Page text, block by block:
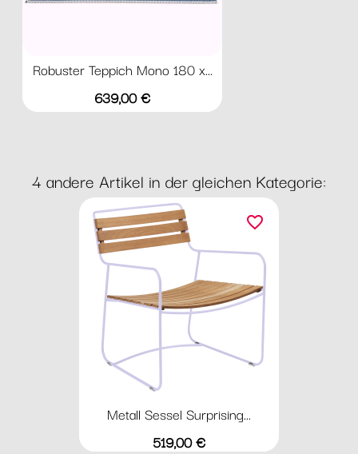
Robuster Teppich Mono 180 x...
Preis
639,00 €
4 andere Artikel in der gleichen Kategorie:
Metall Sessel Surprising...
Preis
519,00 €
favorite_border